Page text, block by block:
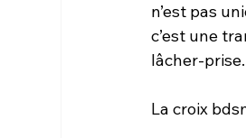
n’est pas
c’est une
lâcher-
La croix